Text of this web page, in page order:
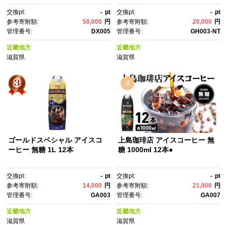
交換pt: - pt
参考寄附額:
50,000 円
管理番号:
DX005
近畿地方
滋賀県
交換pt: - pt
参考寄附額:
20,000 円
管理番号:
GH003-NT
近畿地方
滋賀県
ゴールドスペシャル アイスコ
ーヒー 無糖 1L 12本
交換pt: - pt
参考寄附額:
14,000 円
管理番号:
GA003
近畿地方
滋賀県
4
上島珈琲店 アイスコーヒー 無
糖 1000ml 12本●
交換pt: - pt
参考寄附額:
21,000 円
管理番号:
GA007
近畿地方
滋賀県